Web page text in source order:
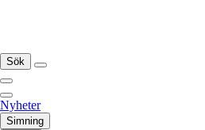
Sök
Nyheter
Simning